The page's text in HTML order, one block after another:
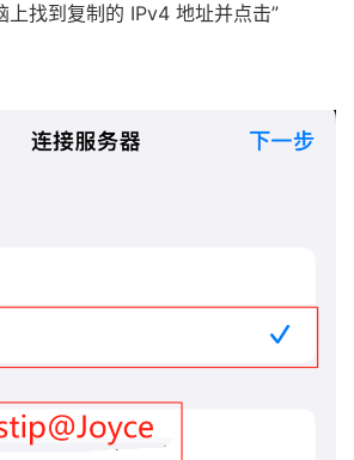
上找到复制的 IPv4 地址并点击”